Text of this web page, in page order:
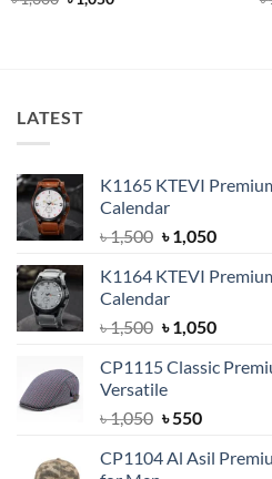
price
LATEST
K1165 KTEVI
Calendar
৳1,500 Original
was:
৳ 1,500.
৳1,050Current
is:
K1164 KTEVI
Calendar
৳1,500 Original
was:
৳ 1,500.
৳1,050Current
is:
CP1115 Classic
Versatile
৳1,050 Original
was:
৳550Current
is:
CP1104 Al Asil